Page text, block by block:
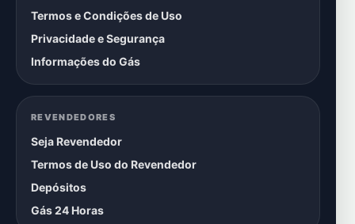
Termos e Condições de Uso
Privacidade e Segurança
Informações do Gás
REVENDEDORES
Seja Revendedor
Termos de Uso do Revendedor
Depósitos
Gás 24 Horas